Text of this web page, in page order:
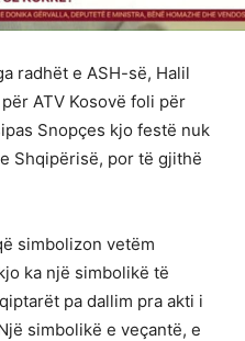
radhët e ASH-së, Halil
ATV Kosovë foli për
Snopçes kjo festë nuk
Shqipërisë, por të gjithë
simbolizon vetëm
ka një simbolikë të
pa dallim pra akti i
simbolikë e veçantë, e